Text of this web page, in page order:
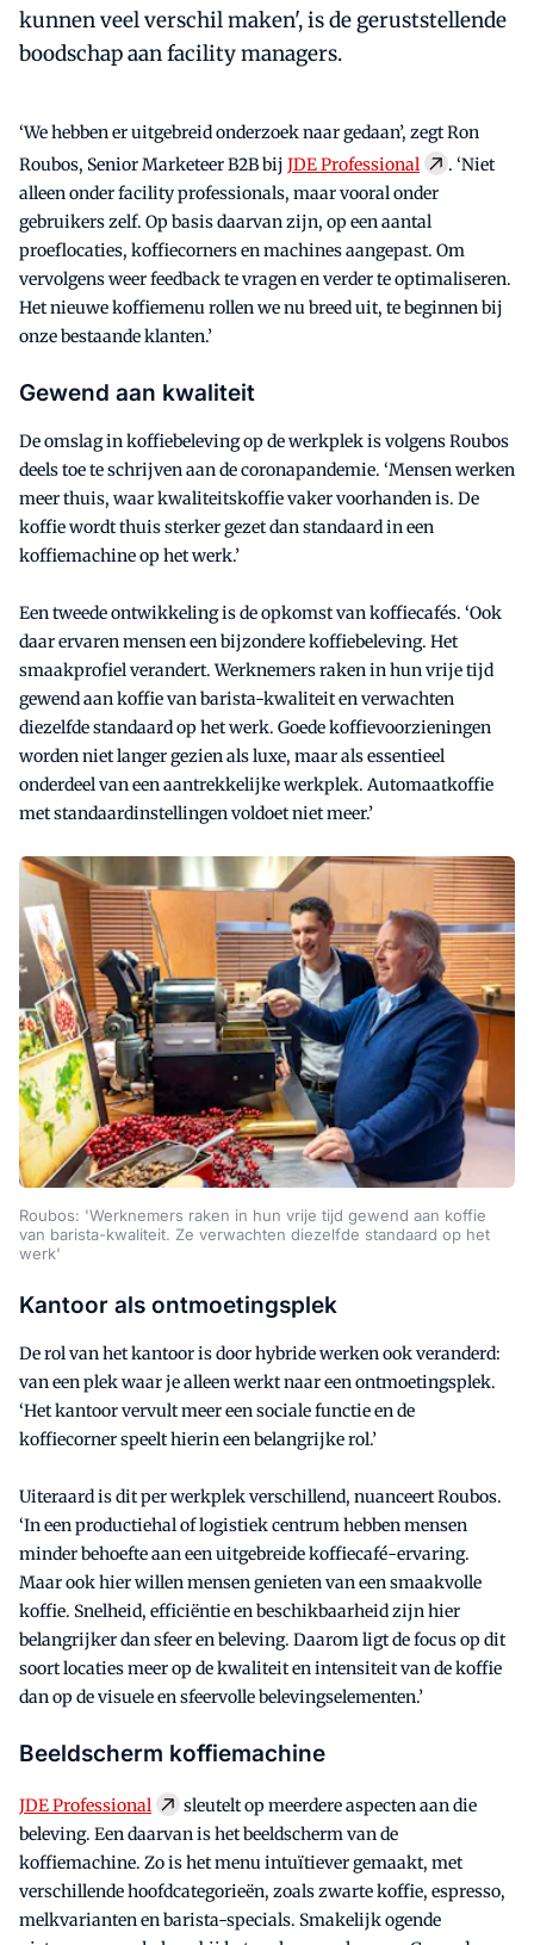
kunnen veel verschil maken', is de geruststellende
boodschap aan facility managers.
‘We hebben er uitgebreid onderzoek naar gedaan’, zegt Ron
Roubos, Senior Marketeer B2B bij JDE Professional
. ‘Niet
alleen onder facility professionals, maar vooral onder
gebruikers zelf. Op basis daarvan zijn, op een aantal
proeflocaties, koffiecorners en machines aangepast. Om
vervolgens weer feedback te vragen en verder te optimaliseren.
Het nieuwe koffiemenu rollen we nu breed uit, te beginnen bij
onze bestaande klanten.’
Gewend aan kwaliteit
De omslag in koffiebeleving op de werkplek is volgens Roubos
deels toe te schrijven aan de coronapandemie. ‘Mensen werken
meer thuis, waar kwaliteitskoffie vaker voorhanden is. De
koffie wordt thuis sterker gezet dan standaard in een
koffiemachine op het werk.’
Een tweede ontwikkeling is de opkomst van koffiecafés. ‘Ook
daar ervaren mensen een bijzondere koffiebeleving. Het
smaakprofiel verandert. Werknemers raken in hun vrije tijd
gewend aan koffie van barista-kwaliteit en verwachten
diezelfde standaard op het werk. Goede koffievoorzieningen
worden niet langer gezien als luxe, maar als essentieel
onderdeel van een aantrekkelijke werkplek. Automaatkoffie
met standaardinstellingen voldoet niet meer.’
Roubos: 'Werknemers raken in hun vrije tijd gewend aan koffie
van barista-kwaliteit. Ze verwachten diezelfde standaard op het
werk'
Kantoor als ontmoetingsplek
De rol van het kantoor is door hybride werken ook veranderd:
van een plek waar je alleen werkt naar een ontmoetingsplek.
‘Het kantoor vervult meer een sociale functie en de
koffiecorner speelt hierin een belangrijke rol.’
Uiteraard is dit per werkplek verschillend, nuanceert Roubos.
‘In een productiehal of logistiek centrum hebben mensen
minder behoefte aan een uitgebreide koffiecafé-ervaring.
Maar ook hier willen mensen genieten van een smaakvolle
koffie. Snelheid, efficiëntie en beschikbaarheid zijn hier
belangrijker dan sfeer en beleving. Daarom ligt de focus op dit
soort locaties meer op de kwaliteit en intensiteit van de koffie
dan op de visuele en sfeervolle belevingselementen.’
Beeldscherm koffiemachine
JDE Professional
sleutelt op meerdere aspecten aan die
beleving. Een daarvan is het beeldscherm van de
koffiemachine. Zo is het menu intuïtiever gemaakt, met
verschillende hoofdcategorieën, zoals zwarte koffie, espresso,
melkvarianten en barista-specials. Smakelijk ogende